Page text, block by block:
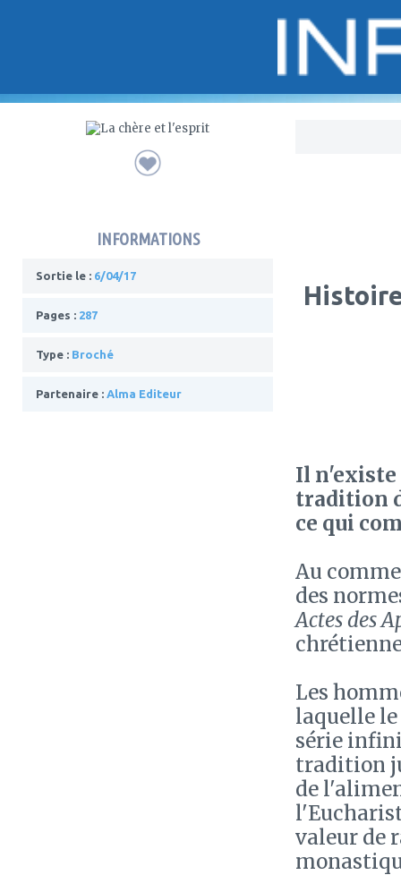
INFORMATIONS
Sortie le : 6/04/17
Pages : 287
Type : Broché
Partenaire : Alma Editeur
Il n'existe
tradition
ce qui
Au
des
Actes des
Les
laquelle
série
tradition
de
valeur de